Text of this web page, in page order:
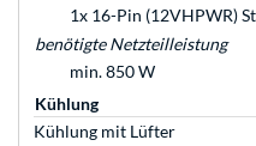
1x 16-Pin (12VHPWR)
benötigte Netzteilleistung
min. 850 W
Kühlung
Kühlung mit Lüfter